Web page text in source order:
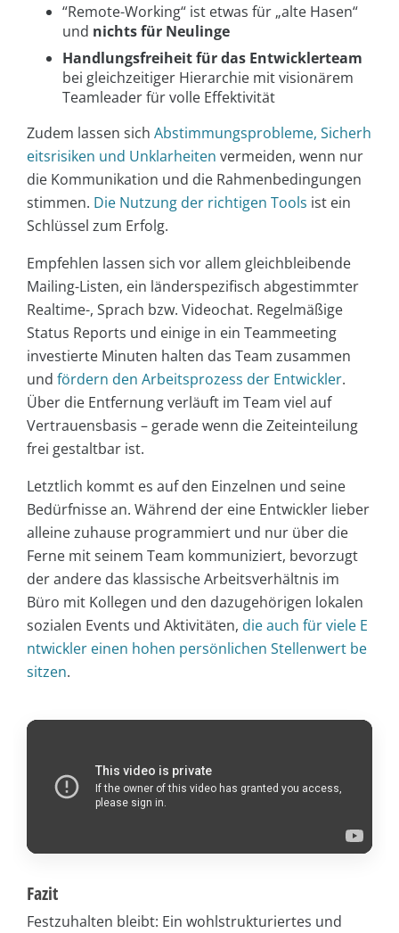
“Remote-Working“ ist etwas für „alte Hasen“
und nichts für Neulinge
Handlungsfreiheit für das Entwicklerteam
bei gleichzeitiger Hierarchie mit visionärem
Teamleader für volle Effektivität
Zudem lassen sich Abstimmungsprobleme, Sicherh
eitsrisiken und Unklarheiten vermeiden, wenn nur
die Kommunikation und die Rahmenbedingungen
stimmen. Die Nutzung der richtigen Tools ist ein
Schlüssel zum Erfolg.
Empfehlen lassen sich vor allem gleichbleibende
Mailing-Listen, ein länderspezifisch abgestimmter
Realtime-, Sprach bzw. Videochat. Regelmäßige
Status Reports und einige in ein Teammeeting
investierte Minuten halten das Team zusammen
und fördern den Arbeitsprozess der Entwickler.
Über die Entfernung verläuft im Team viel auf
Vertrauensbasis – gerade wenn die Zeiteinteilung
frei gestaltbar ist.
Letztlich kommt es auf den Einzelnen und seine
Bedürfnisse an. Während der eine Entwickler lieber
alleine zuhause programmiert und nur über die
Ferne mit seinem Team kommuniziert, bevorzugt
der andere das klassische Arbeitsverhältnis im
Büro mit Kollegen und den dazugehörigen lokalen
sozialen Events und Aktivitäten, die auch für viele E
ntwickler einen hohen persönlichen Stellenwert be
sitzen.
Fazit
Festzuhalten bleibt: Ein wohlstrukturiertes und